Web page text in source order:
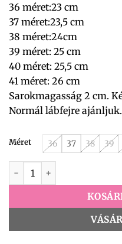
36 méret:23 cm
37 méret:23,5 cm
38 méret:24cm
39 méret: 25 cm
40 méret: 25,5 cm
41 méret: 26 cm
Sarokmagasság 2 cm.
Normál lábfejre ajánljuk.
Méret 36 37 38 39
CD5312-2 Papucs fehér